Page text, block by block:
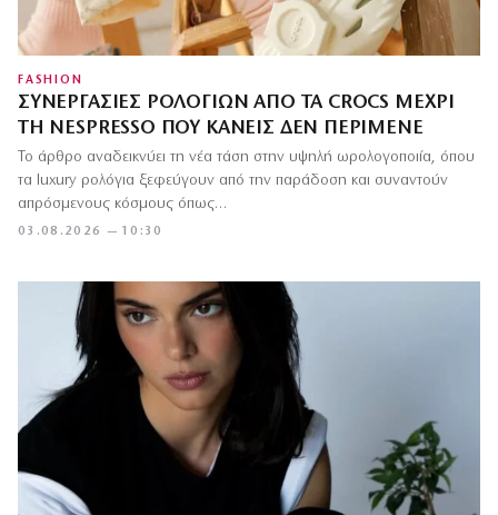
FASHION
ΣΥΝΕΡΓΑΣΊΕΣ ΡΟΛΟΓΙΏΝ ΑΠΌ ΤΑ CROCS ΜΈΧΡΙ
ΤΗ NESPRESSO ΠΟΥ ΚΑΝΕΊΣ ΔΕΝ ΠΕΡΊΜΕΝΕ
03.08.2026 — 10:30
Το άρθρο αναδεικνύει τη νέα τάση στην υψηλή ωρολογοποιία, όπου
τα luxury ρολόγια ξεφεύγουν από την παράδοση και συναντούν
απρόσμενους κόσμους όπως…